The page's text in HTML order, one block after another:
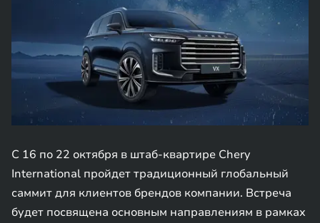
С 16 по 22 октября в штаб-квартире Chery
International пройдет традиционный глобальный
саммит для клиентов брендов компании. Встреча
будет посвящена основным направлениям в рамках